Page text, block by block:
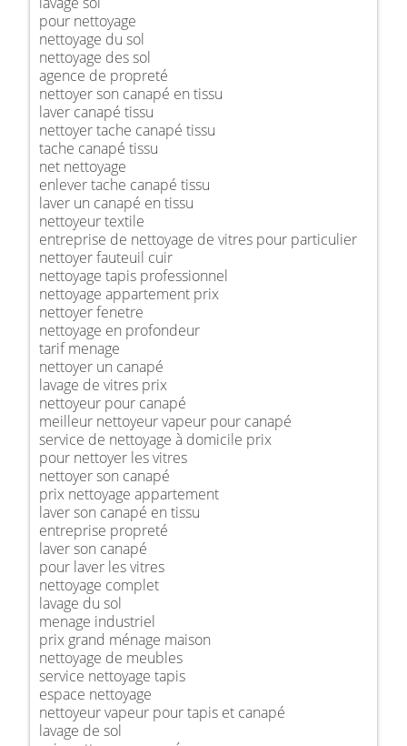
pour nettoyage
nettoyage du sol
nettoyage des sol
agence de propreté
nettoyer son canapé en tissu
laver canapé tissu
nettoyer tache canapé tissu
tache canapé tissu
net nettoyage
enlever tache canapé tissu
laver un canapé en tissu
nettoyeur textile
entreprise de nettoyage de vitres pour particulier
nettoyer fauteuil cuir
nettoyage tapis professionnel
nettoyage appartement prix
nettoyer fenetre
nettoyage en profondeur
tarif menage
nettoyer un canapé
lavage de vitres prix
nettoyeur pour canapé
meilleur nettoyeur vapeur pour canapé
service de nettoyage à domicile prix
pour nettoyer les vitres
nettoyer son canapé
prix nettoyage appartement
laver son canapé en tissu
entreprise propreté
laver son canapé
pour laver les vitres
nettoyage complet
lavage du sol
menage industriel
prix grand ménage maison
nettoyage de meubles
service nettoyage tapis
espace nettoyage
nettoyeur vapeur pour tapis et canapé
lavage de sol